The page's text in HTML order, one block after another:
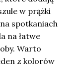
w prążki
spotkaniach
na łatwe
Warto
z kolorów